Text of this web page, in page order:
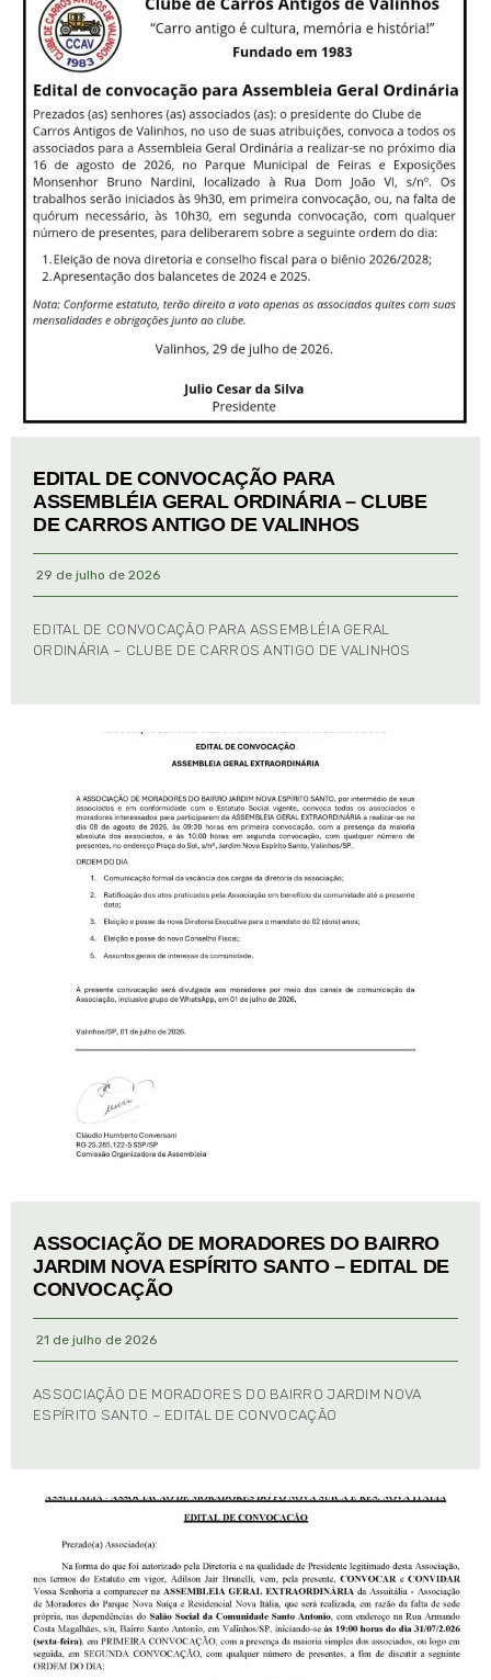
EDITAL DE CONVOCAÇÃO PARA
ASSEMBLÉIA GERAL ORDINÁRIA – CLUBE
DE CARROS ANTIGO DE VALINHOS
29 de julho de 2026
EDITAL DE CONVOCAÇÃO PARA ASSEMBLÉIA GERAL
ORDINÁRIA – CLUBE DE CARROS ANTIGO DE VALINHOS
ASSOCIAÇÃO DE MORADORES DO BAIRRO
JARDIM NOVA ESPÍRITO SANTO – EDITAL DE
CONVOCAÇÃO
21 de julho de 2026
ASSOCIAÇÃO DE MORADORES DO BAIRRO JARDIM NOVA
ESPÍRITO SANTO – EDITAL DE CONVOCAÇÃO